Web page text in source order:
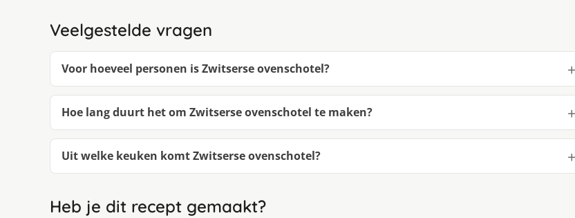
Veelgestelde vragen
Voor hoeveel personen is Zwitserse ovenschotel?
Hoe lang duurt het om Zwitserse ovenschotel te maken?
Uit welke keuken komt Zwitserse ovenschotel?
Heb je dit recept gemaakt?